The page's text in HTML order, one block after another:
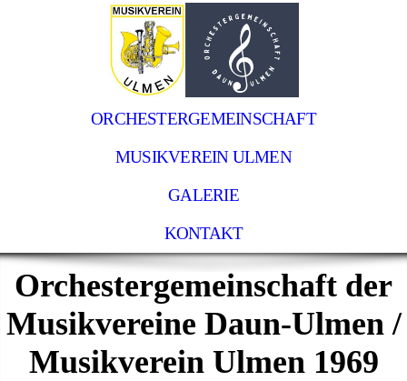
ORCHESTERGEMEINSCHAFT
MUSIKVEREIN ULMEN
GALERIE
KONTAKT
Orchestergemeinschaft der
Musikvereine Daun-Ulmen /
Musikverein Ulmen 1969